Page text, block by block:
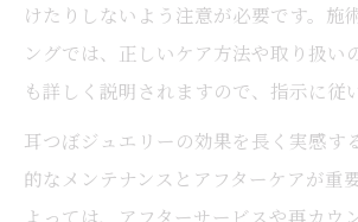
けたりしないよう注意が必要です。施
ングでは、正しいケア方法や取り扱い
も詳しく説明されますので、指示に従
耳つぼジュエリーの効果を長く実感す
的なメンテナンスとアフターケアが重
よっては、アフターサービスや再カウ